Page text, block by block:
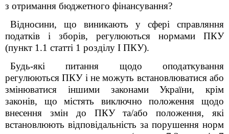
з отримання бюджетного фінансування?
Відносини, що виникають у сфері справляння
податків і зборів, регулюються нормами ПКУ
(пункт 1.1 статті 1 розділу І ПКУ).
Будь-які питання щодо оподаткування
регулюються ПКУ і не можуть встановлюватися або
змінюватися іншими законами України, крім
законів, що містять виключно положення щодо
внесення змін до ПКУ та/або положення, які
встановлюють відповідальність за порушення норм